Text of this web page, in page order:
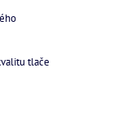
tlače